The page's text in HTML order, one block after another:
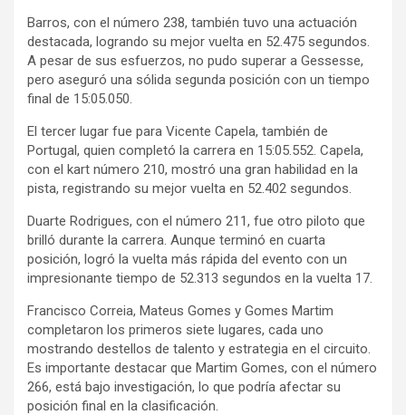
Barros, con el número 238, también tuvo una actuación
destacada, logrando su mejor vuelta en 52.475 segundos.
A pesar de sus esfuerzos, no pudo superar a Gessesse,
pero aseguró una sólida segunda posición con un tiempo
final de 15:05.050.
El tercer lugar fue para Vicente Capela, también de
Portugal, quien completó la carrera en 15:05.552. Capela,
con el kart número 210, mostró una gran habilidad en la
pista, registrando su mejor vuelta en 52.402 segundos.
Duarte Rodrigues, con el número 211, fue otro piloto que
brilló durante la carrera. Aunque terminó en cuarta
posición, logró la vuelta más rápida del evento con un
impresionante tiempo de 52.313 segundos en la vuelta 17.
Francisco Correia, Mateus Gomes y Gomes Martim
completaron los primeros siete lugares, cada uno
mostrando destellos de talento y estrategia en el circuito.
Es importante destacar que Martim Gomes, con el número
266, está bajo investigación, lo que podría afectar su
posición final en la clasificación.